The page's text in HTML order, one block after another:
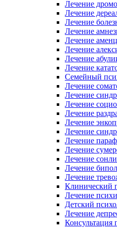
Лечение
Лечение
Лечение
Лечение
Лечение
Лечение
Лечение
Лечение
Семейный
Лечение
Лечение
Лечение
Лечение
Лечение
Лечение
Лечение
Лечение
Лечение
Лечение
Лечение
Клинический
Лечение
Детский
Лечение
Консультация